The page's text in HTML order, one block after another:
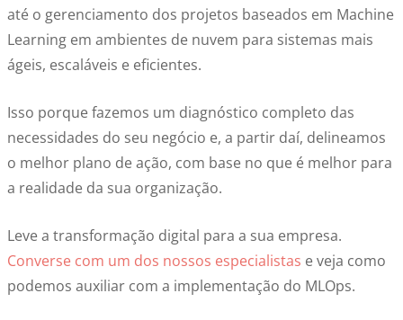
até o gerenciamento dos projetos baseados em Machine
Learning em ambientes de nuvem para sistemas mais
ágeis, escaláveis e eficientes.
Isso porque fazemos um diagnóstico completo das
necessidades do seu negócio e, a partir daí, delineamos
o melhor plano de ação, com base no que é melhor para
a realidade da sua organização.
Leve a transformação digital para a sua empresa.
Converse com um dos nossos especialistas e veja como
podemos auxiliar com a implementação do MLOps.